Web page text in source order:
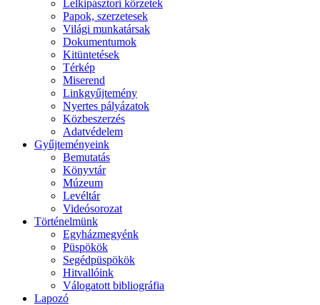
Lelkipásztori körzetek
Papok, szerzetesek
Világi munkatársak
Dokumentumok
Kitüntetések
Térkép
Miserend
Linkgyűjtemény
Nyertes pályázatok
Közbeszerzés
Adatvédelem
Gyűjteményeink
Bemutatás
Könyvtár
Múzeum
Levéltár
Videósorozat
Történelmünk
Egyházmegyénk
Püspökök
Segédpüspökök
Hitvallóink
Válogatott bibliográfia
Lapozó